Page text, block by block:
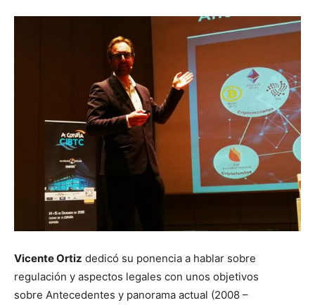
Vicente Ortiz dedicó su ponencia a hablar sobre
regulación y aspectos legales con unos objetivos
sobre Antecedentes y panorama actual (2008 –